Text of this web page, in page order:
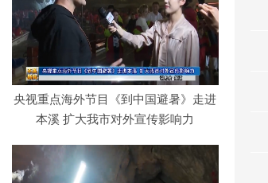
央视重点海外节目《到中国避暑》走进
本溪 扩大我市对外宣传影响力